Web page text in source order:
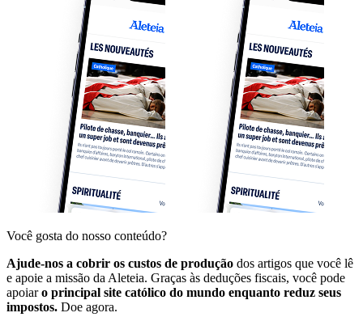
Você gosta do nosso conteúdo?
Ajude-nos a cobrir os custos de produção dos artigos que você lê
e apoie a missão da Aleteia. Graças às deduções fiscais, você pode
apoiaro principal site católico do mundo enquanto reduz seus
impostos. Doe agora.